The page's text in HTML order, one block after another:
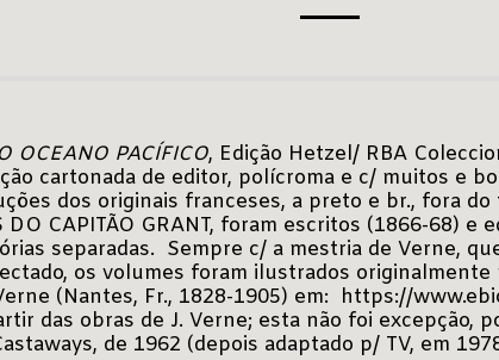
OCEANO PACÍFICO, Edição Hetzel/ RBA
cartonada de editor, polícroma e c/ muitos e
dos originais franceses, a preto e br., fora
CAPITÃO GRANT, foram escritos (1866-68)
separadas. Sempre c/ a mestria de Verne,
os volumes foram ilustrados originalmente
(Nantes, Fr., 1828-1905) em: https://
das obras de J. Verne; esta não foi excepção,
de 1962 (depois adaptado p/ TV, em